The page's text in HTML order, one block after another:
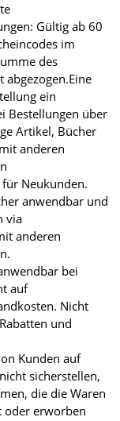
Gültig ab 60
im
des
abgezogen.Eine
ein
Bestellungen über
Artikel, Bücher
anderen
Neukunden.
anwendbar und
via
anderen
bei
auf
Nicht
und
Kunden auf
sicherstellen,
die die Waren
oder erworben